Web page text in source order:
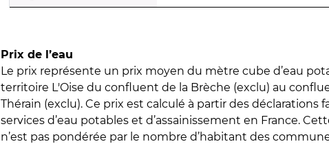
Prix de l’eau
Le prix représente un prix moyen du mètre cube d’eau
territoire L'Oise du confluent de la Brèche (exclu) au
Thérain (exclu). Ce prix est calculé à partir des déclarations
services d’eau potables et d’assainissement en France.
n’est pas pondérée par le nombre d’habitant des